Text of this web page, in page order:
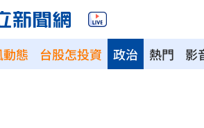
態 台股怎投資 熱門 影
政治